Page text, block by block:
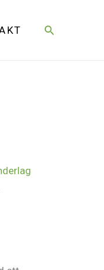
Sök